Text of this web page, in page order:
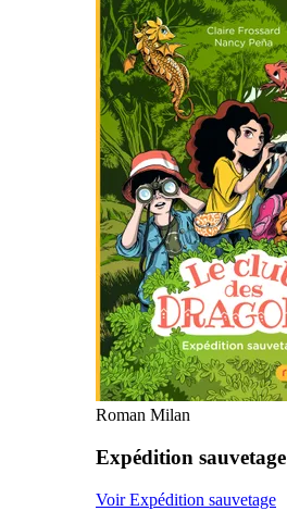
Roman Milan
Expédition sauvetage
Voir Expédition sauvetage